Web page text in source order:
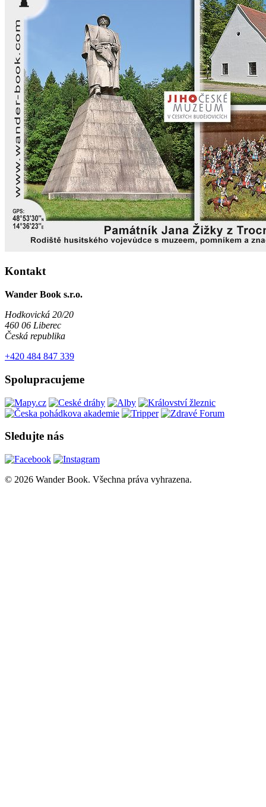
Kontakt
Wander Book s.r.o.
Hodkovická 20/20
460 06 Liberec
Česká republika
+420 484 847 339
Spolupracujeme
Sledujte nás
© 2026 Wander Book. Všechna práva vyhrazena.